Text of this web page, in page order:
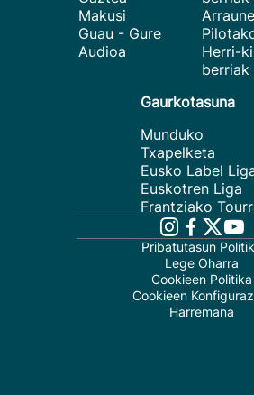
Makusi
Guau - Gure
Audioa
Herri-
berriak
Gaurkotasuna
Munduko
Txapelketa
Eusko Label
Euskotren Liga
Frantziako
Pribatutasun
Lege Oharra
Cookieen Politika
Cookieen
Harremana